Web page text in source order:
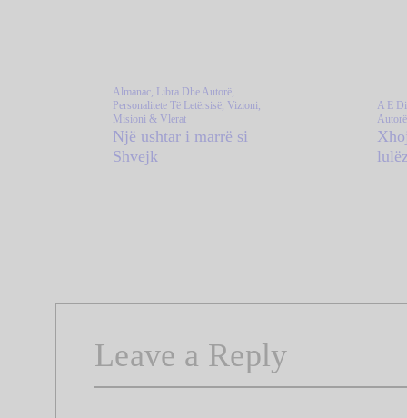
Almanac, Libra Dhe Autorë,
Personalitete Të Letërsisë, Vizioni,
Misioni & Vlerat
Një ushtar i marrë si
Shvejk
A E
Autorë
Leave a Reply